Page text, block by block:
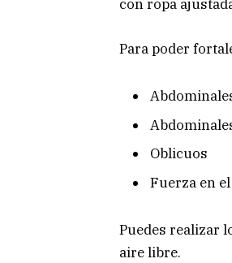
con ropa
Para poder
Oblicuos
Fuerza en
Puedes realizar
aire libre.